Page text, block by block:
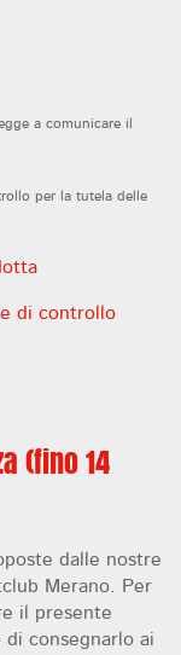
a comunicare il
per la tutela delle
di controllo
(fino 14
dalle nostre
Merano. Per
il presente
consegnarlo ai